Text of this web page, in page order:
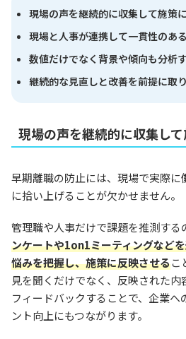
現場の声を継続的に収集して施策
現場と人事が連携して一貫性のあ
数値だけでなく背景や傾向も分析
継続的な見直しと改善を前提に取
現場の声を継続的に収集し
早期離職の防止には、現場で実際
に拾い上げることが欠かせません。
管理職や人事だけで課題を推測する
ンケートや1on1ミーティングなど
悩みを把握し、施策に反映させるこ
見を聞くだけでなく、反映された
フィードバックすることで、企業へ
ント向上にもつながります。